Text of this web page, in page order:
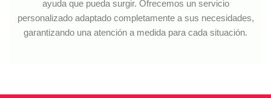
ayuda que pueda surgir. Ofrecemos un servicio
personalizado adaptado completamente a sus necesidades,
garantizando una atención a medida para cada situación.